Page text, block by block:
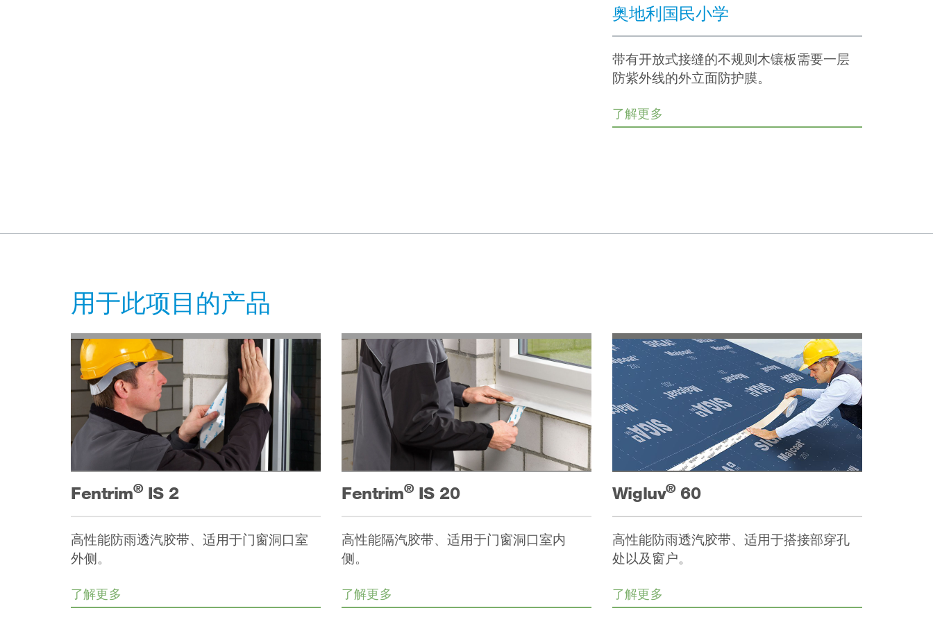
奥地利国民小学
带有开放式接缝的不规则木镶板需要一层
防紫外线的外立面防护膜。
了解更多
用于此项目的产品
Fentrim®IS 2
高性能防雨透汽胶带、适用于门窗洞口室
外侧。
了解更多
Fentrim®IS 20
高性能隔汽胶带、适用于门窗洞口室内
侧。
了解更多
Wigluv®60
高性能防雨透汽胶带、适用于搭接部穿孔
处以及窗户。
了解更多